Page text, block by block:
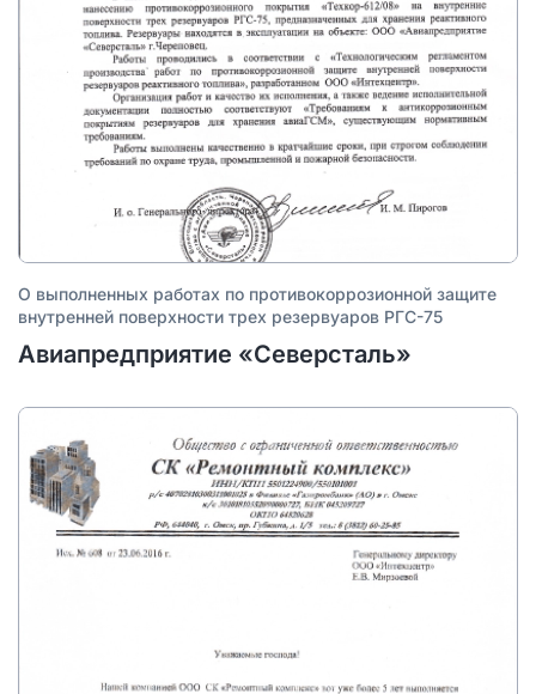
Авиапредприятие «Северсталь»
О выполненных работах по противокоррозионной защите
внутренней поверхности трех резервуаров РГС-75